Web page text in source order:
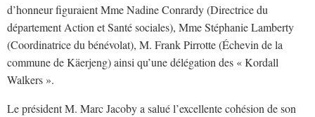
d’honneur figuraient Mme Nadine Conrardy (Directrice du
département Action et Santé sociales), Mme Stéphanie Lamberty
(Coordinatrice du bénévolat), M. Frank Pirrotte (Échevin de la
commune de Käerjeng) ainsi qu’une délégation des « Kordall
Walkers ».
Le président M. Marc Jacoby a salué l’excellente cohésion de son